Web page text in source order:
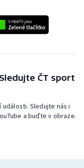
ČT sport
Sledujte nás i
a buďte v obraze.